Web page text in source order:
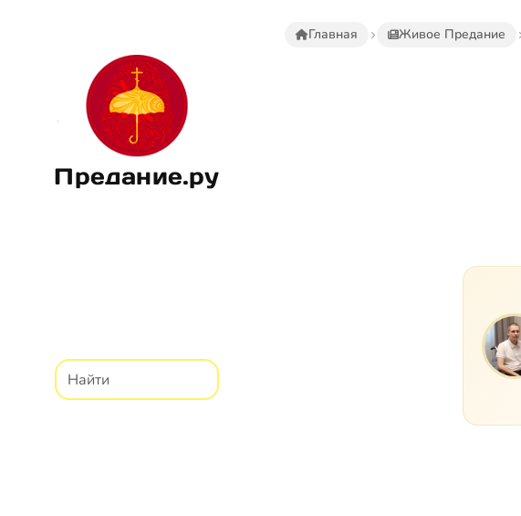
Предание.ру
Главная Живое Предание